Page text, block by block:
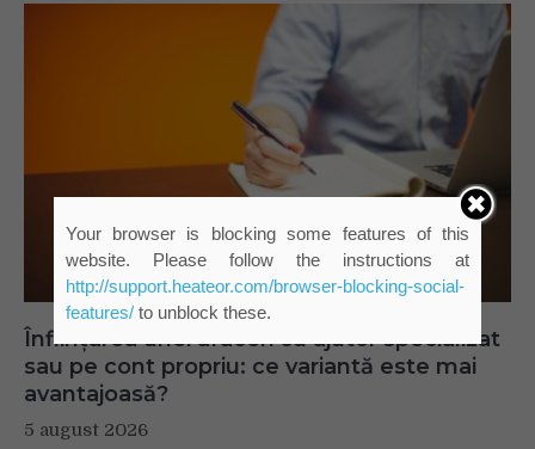
Înființarea unei afaceri cu ajutor specializat
sau pe cont propriu: ce variantă este mai
avantajoasă?
5 august 2026
Your browser is blocking some features of this
website. Please follow the instructions at
http://support.heateor.com/browser-blocking-social-
features/to unblock these.